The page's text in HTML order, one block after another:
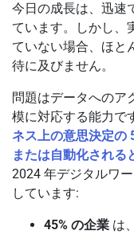
今日の成長は、迅速
ています。しかし、
ていない場合、ほと
待に及びません。
問題はデータへのア
模に対応する能力で
ネス上の意思決定の
または自動化される
2024 年デジタルワ
しています:
45% の企業 は